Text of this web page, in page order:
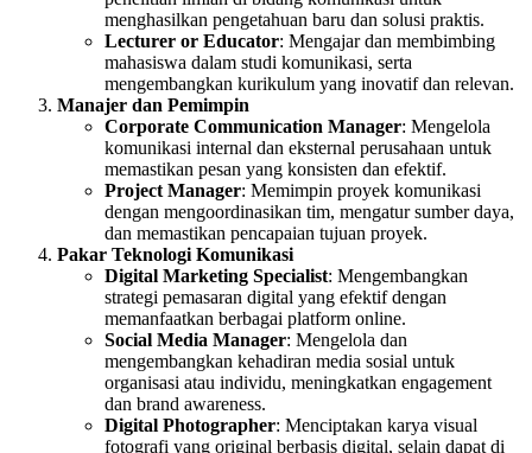
menghasilkan pengetahuan baru dan solusi praktis.
Lecturer or Educator: Mengajar dan membimbing
mahasiswa dalam studi komunikasi, serta
mengembangkan kurikulum yang inovatif dan relevan.
Manajer dan Pemimpin
Corporate Communication Manager: Mengelola
komunikasi internal dan eksternal perusahaan untuk
memastikan pesan yang konsisten dan efektif.
Project Manager: Memimpin proyek komunikasi
dengan mengoordinasikan tim, mengatur sumber daya,
dan memastikan pencapaian tujuan proyek.
Pakar Teknologi Komunikasi
Digital Marketing Specialist: Mengembangkan
strategi pemasaran digital yang efektif dengan
memanfaatkan berbagai platform online.
Social Media Manager: Mengelola dan
mengembangkan kehadiran media sosial untuk
organisasi atau individu, meningkatkan engagement
dan brand awareness.
Digital Photographer: Menciptakan karya visual
fotografi yang original berbasis digital, selain dapat di